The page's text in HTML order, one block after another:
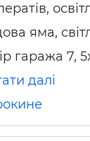
яма,
гаража 7,
далі